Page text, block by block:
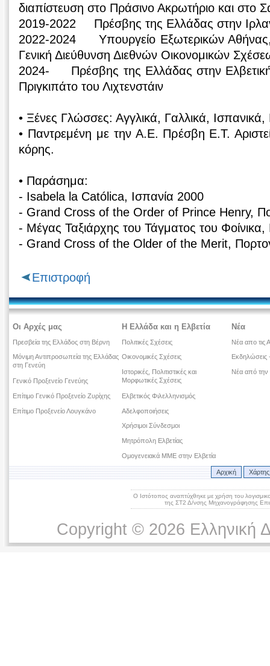
διαπίστευση στο Πράσινο Ακρωτήριο και στο
2019-2022 Πρέσβης της Ελλάδας στην
2022-2024 Υπουργείο Εξωτερικών Αθήνας,
Γενική Διεύθυνση Διεθνών Οικονομικών
2024- Πρέσβης της Ελλάδας στην Ελβετική
Πριγκιπάτο του Λιχτενστάιν
• Ξένες Γλώσσες: Αγγλικά, Γαλλικά, Ισπανικά,
• Παντρεμένη με την Α.Ε. Πρέσβη Ε.Τ.
κόρης.
• Παράσημα:
- Isabela la Católica, Ισπανία 2000
- Grand Cross of the Order of Prince Henry,
- Μέγας Ταξιάρχης του Τάγματος του
- Grand Cross of the Older of the Merit,
Επιστροφή
Οι Αρχές μας
Πρεσβεία της Ελλάδος στη Βέρνη
Μόνιμη Αντιπροσωπεία της Ελλάδας
στη Γενεύη
Γενικό Προξενείο Γενεύης
Επίτιμο Γενικό Προξενείο Ζυρίχης
Επίτιμο Προξενείο Λουγκάνο
Η Ελλάδα και η Ελβετία
Πολιτικές Σχέσεις
Οικονομικές Σχέσεις
Ιστορικές, Πολιτιστικές και
Μορφωτικές Σχέσεις
Ελβετικός Φιλελληνισμός
Αδελφοποιήσεις
Χρήσιμοι Σύνδεσμοι
Μητρόπολη Ελβετίας
Ομογενειακά ΜΜΕ στην Ελβετία
Νέα
Νέα απο τις
Εκδηλώσεις
Νέα από την
Αρχική
Ο Ιστότοπος αναπτύχθηκε με χρήση του
της ΣΤ2 Δ/νσης Μηχανογράφησης
Copyright © 2026 Ελληνική